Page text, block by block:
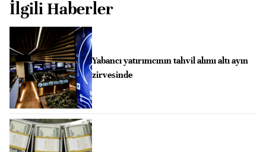
İlgili Haberler
Yabancı yatırımcının tahvil alımı altı ayın
zirvesinde